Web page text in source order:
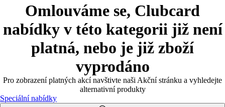
Omlouváme se, Clubcard
nabídky v této kategorii již není
platná, nebo je již zboží
vyprodáno
Pro zobrazení platných akcí navštivte naši Akční stránku a vyhledejte
alternativní produkty
Speciální nabídky